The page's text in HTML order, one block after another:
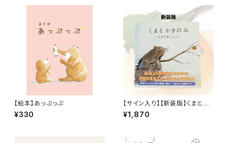
【絵本】あっぷっぷ
¥330
【サイン入り】【新装版】くまとか
きのみ
¥1,870